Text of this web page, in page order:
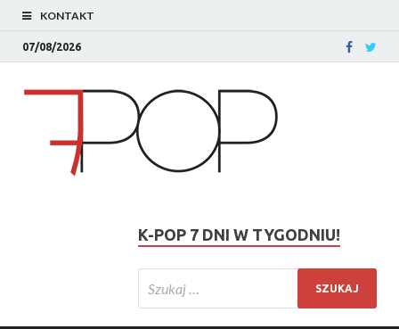
KONTAKT
07/08/2026
K-POP 7 DNI W TYGODNIU!